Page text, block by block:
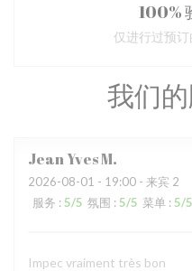
我们
Jean YvesM
2026-08-01 - 19:00 - 来宾 2
服务 : 5/5 氛围 : 5/5 菜单 : 5/5
Impec vraiment très bon
100%
仅进行过预